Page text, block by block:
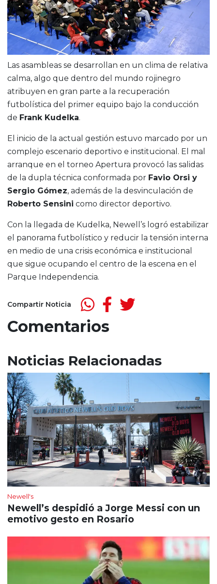
Las asambleas se desarrollan en un clima de relativa
calma, algo que dentro del mundo rojinegro
atribuyen en gran parte a la recuperación
futbolística del primer equipo bajo la conducción
de Frank Kudelka.
El inicio de la actual gestión estuvo marcado por un
complejo escenario deportivo e institucional. El mal
arranque en el torneo Apertura provocó las salidas
de la dupla técnica conformada por Favio Orsi y
Sergio Gómez, además de la desvinculación de
Roberto Sensini como director deportivo.
Con la llegada de Kudelka, Newell’s logró estabilizar
el panorama futbolístico y reducir la tensión interna
en medio de una crisis económica e institucional
que sigue ocupando el centro de la escena en el
Parque Independencia.
Compartir Noticia
Comentarios
Noticias Relacionadas
Newell's
Newell’s despidió a Jorge Messi con un
emotivo gesto en Rosario